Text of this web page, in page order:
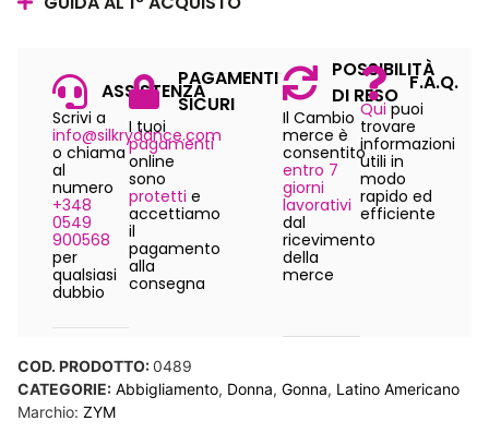
ASSISTENZA
Scrivi a
info@silkrydance.com
o chiama
al
numero
+348
0549
900568
per
qualsiasi
dubbio
PAGAMENTI
SICURI
I tuoi
pagamenti
online
sono
protetti e
accettiamo
il
pagamento
alla
consegna
POSSIBILITÀ
DI RESO
Il Cambio
merce è
consentito
entro 7
giorni
lavorativi
dal
ricevimento
della
merce
F.A.Q.
Quipuoi
trovare
informazioni
utili in
modo
rapido ed
efficiente
COD. PRODOTTO:0489
CATEGORIE: Abbigliamento, Donna, Gonna, Latino Americano
Marchio: ZYM